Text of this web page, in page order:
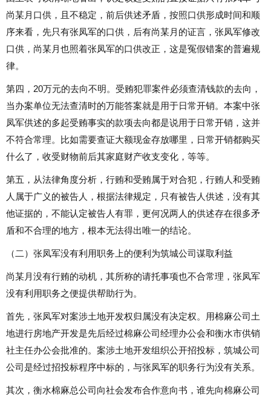
尚某月口供，且不稳定，前后供述矛盾，按照口供形成时间和顺
序来看，先只有张凤军的口供，后有尚某月的证言，张凤军修改
口供，尚某月也照着张凤军的口供改正，这是冤假错案的普遍规
律。
第四，20万元的去向不明。受贿犯罪案件必须查清钱款的去向，
当办案单位无法查清时的万能答案就是用于日常开销。本案中张
凤军供述的多起受贿事实的款项去向都是说用于日常开销，这并
不符合常理。比如需要查证大额现金存放哪里，日常开销都购买
什么了，收受财物前后其家庭财产收支变化，等等。
第五，从法律角度分析，行贿和受贿属于对合犯，行贿人和受贿
人属于广义的被告人，根据法律规定，只有被告人供述，没有其
他证据的，不能认定被告人有罪，更何况两人的供述存在很多矛
盾和不合理的地方，根本无法得出唯一的结论。
（二）张凤军没有利用职务上的便利为筑城公司谋取利益
尚某月没有行贿的动机，其所称的请托事项也不合常理，张凤军
没有利用职务之便提供帮助行为。
首先，张凤军对案涉土地开发权归属没有决定权。用棉麻公司土
地进行房地产开发是先后经过棉麻公司经理办公会和衡水市供销
社主任办公会批准的。案涉土地开发组织公开招投标，筑城公司
公司是经过招投标程序中标的，与张凤军的职务行为没有关系。
其次，衡水棉麻总公司向社会发布合作意向书，谁先向棉麻公司